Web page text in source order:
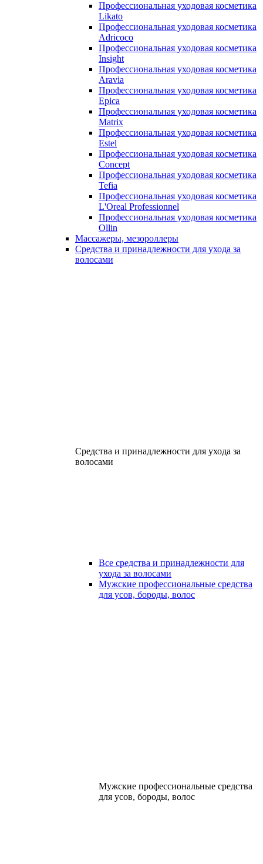
Профессиональная уходовая косметика
Likato
Профессиональная уходовая косметика
Adricoco
Профессиональная уходовая косметика
Insight
Профессиональная уходовая косметика
Aravia
Профессиональная уходовая косметика
Epica
Профессиональная уходовая косметика
Matrix
Профессиональная уходовая косметика
Estel
Профессиональная уходовая косметика
Concept
Профессиональная уходовая косметика
Tefia
Профессиональная уходовая косметика
L'Oreal Professionnel
Профессиональная уходовая косметика
Ollin
Массажеры, мезороллеры
Средства и принадлежности для ухода за
волосами
Средства и принадлежности для ухода за
волосами
Все средства и принадлежности для
ухода за волосами
Мужские профессиональные средства
для усов, бороды, волос
Мужские профессиональные средства
для усов, бороды, волос